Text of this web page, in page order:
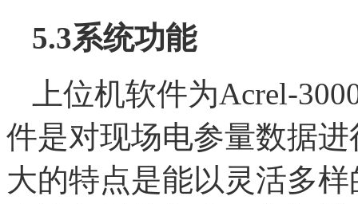
5.3系统功能
上位机软件为Acrel-
件是对现场电参量数据
大的特点是能以灵活多